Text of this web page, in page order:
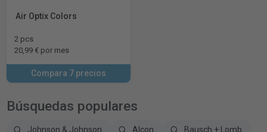
Air Optix Colors
2 pcs
20,99 € por mes
Compara 7 precios
Búsquedas populares
Johnson & Johnson Alcon
Bausch + Lomb